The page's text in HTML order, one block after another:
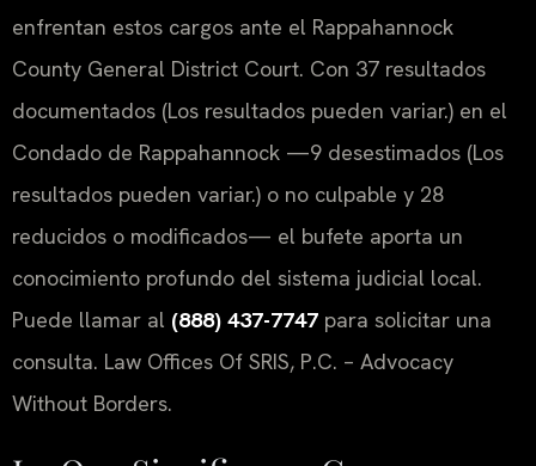
enfrentan estos cargos ante el Rappahannock
County General District Court. Con 37 resultados
documentados (Los resultados pueden variar.) en el
Condado de Rappahannock —9 desestimados (Los
resultados pueden variar.) o no culpable y 28
reducidos o modificados— el bufete aporta un
conocimiento profundo del sistema judicial local.
Puede llamar al (888) 437-7747 para solicitar una
consulta. Law Offices Of SRIS, P.C. – Advocacy
Without Borders.